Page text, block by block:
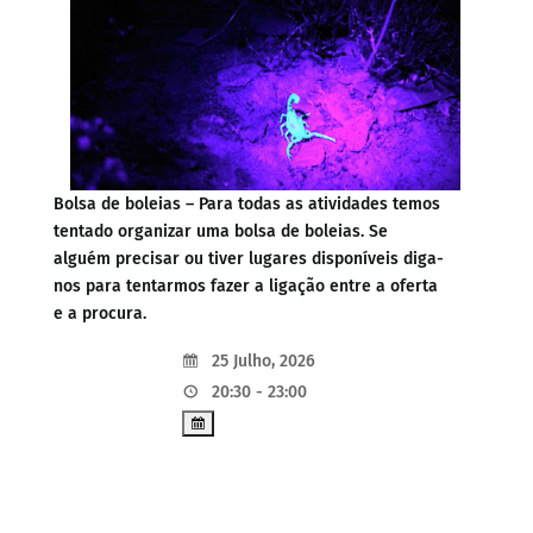
Bolsa de boleias – Para todas as atividades temos
tentado organizar uma bolsa de boleias. Se
alguém precisar ou tiver lugares disponíveis diga-
nos para tentarmos fazer a ligação entre a oferta
e a procura.
25 Julho, 2026
20:30 - 23:00